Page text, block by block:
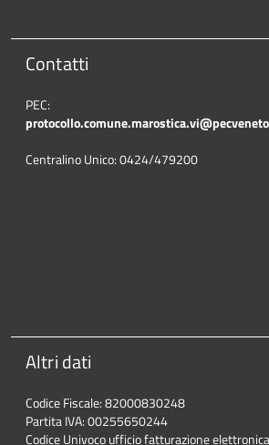
Contatti
PEC:
protocollo.comune.marostica.
Centralino Unico: 0424/479200
Altri dati
Codice Fiscale: 82000830248
Partita IVA: 00255650244
Codice Univoco ufficio fatturazione